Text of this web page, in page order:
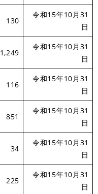
130
令和15年10月31
日
1,249
令和15年10月31
日
116
令和15年10月31
日
851
令和15年10月31
日
34
令和15年10月31
日
225
令和15年10月31
日